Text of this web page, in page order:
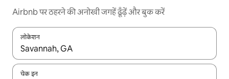
Airbnb पर ठहरने की अनोखी जगहें ढूँढ़ें और बुक करें
लोकेशन
नतीजों के उपलब्ध होने पर, अप और डाउन 'ऐरो की' का इस्तेमाल करके नेविगेट
चेक इन